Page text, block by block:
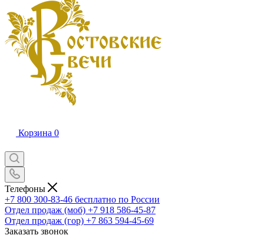
Корзина 0
Телефоны
+7 800 300-83-46 бесплатно по России
Отдел продаж (моб) +7 918 586-45-87
Отдел продаж (гор) +7 863 594-45-69
Заказать звонок